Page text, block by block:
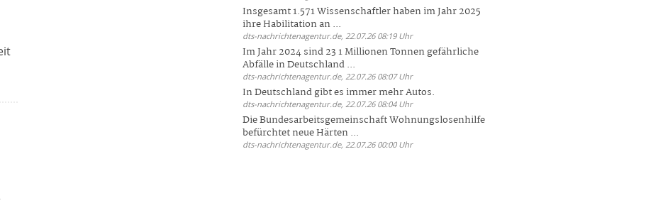
Insgesamt 1.571 Wissenschaftler haben im Jahr 2025
ihre Habilitation an ...
dts-nachrichtenagentur.de, 22.07.26 08:19 Uhr
Im Jahr 2024 sind 23 1 Millionen Tonnen gefährliche
Abfälle in Deutschland ...
dts-nachrichtenagentur.de, 22.07.26 08:07 Uhr
In Deutschland gibt es immer mehr Autos.
dts-nachrichtenagentur.de, 22.07.26 08:04 Uhr
Die Bundesarbeitsgemeinschaft Wohnungslosenhilfe
befürchtet neue Härten ...
dts-nachrichtenagentur.de, 22.07.26 00:00 Uhr